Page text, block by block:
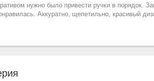
нужно было привести ручки в порядок.
Аккуратно, щепетильно, красивый